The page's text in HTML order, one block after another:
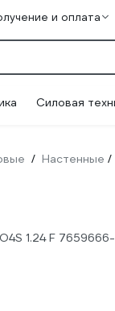
и оплата
Силовая
/ Настенные /
1.24 F